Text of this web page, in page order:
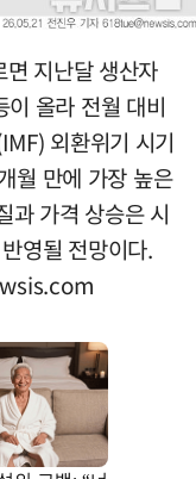
지난달 생산자
올라 전월 대비
외환위기 시기
월 만에 가장 높은
과 가격 상승은 시
영될 전망이다.